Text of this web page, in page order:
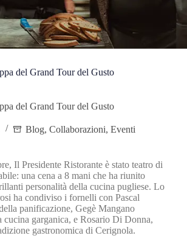
del Grand Tour del Gusto
del Grand Tour del Gusto
Blog, Collaborazioni, Eventi
Il Presidente Ristorante è stato teatro di
una cena a 8 mani che ha riunito
personalità della cucina pugliese. Lo
ha condiviso i fornelli con Pascal
panificazione, Gegè Mangano
cucina garganica, e Rosario Di Donna,
gastronomica di Cerignola.